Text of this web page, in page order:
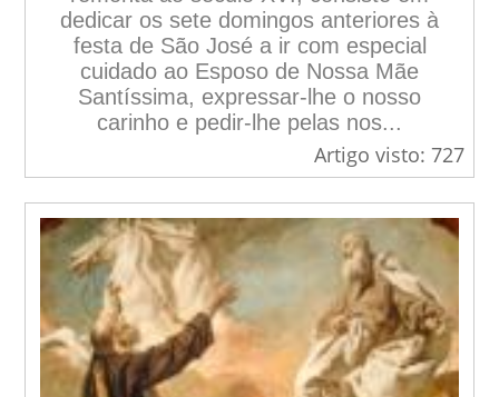
dedicar os sete domingos anteriores à
festa de São José a ir com especial
cuidado ao Esposo de Nossa Mãe
Santíssima, expressar-lhe o nosso
carinho e pedir-lhe pelas nos...
Artigo visto: 727